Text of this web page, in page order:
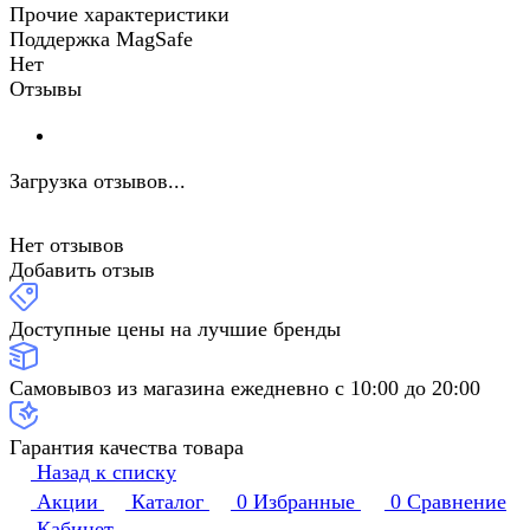
Прочие характеристики
Поддержка MagSafe
Нет
Отзывы
Загрузка отзывов...
Нет отзывов
Добавить отзыв
Доступные цены на лучшие бренды
Самовывоз из магазина ежедневно с 10:00 до 20:00
Гарантия качества товара
Назад к списку
Акции
Каталог 0 Избранные 0 Сравнение